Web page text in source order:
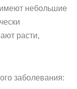
небольшие
расти,
заболевания: